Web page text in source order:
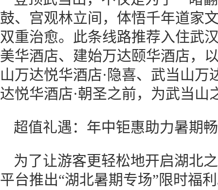
鼓、宫观林立间，体悟千年道家
双重治愈。此条线路推荐入住武
美华酒店、建始万达颐华酒店，
山万达悦华酒店·隐喜、武当山万
达悦华酒店·朝圣之前，为武当山
超值礼遇：年中钜惠助力暑期
为了让游客更轻松地开启湖北
平台推出“湖北暑期专场”限时福